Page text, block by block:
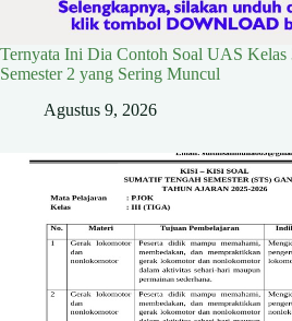
Ternyata Ini Dia Contoh Soal UAS
Semester 2 yang Sering Muncul
Agustus 9, 2026